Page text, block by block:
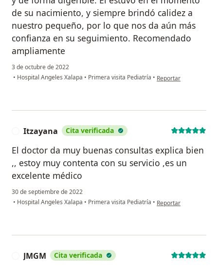
de su nacimiento, y siempre brindó calidez a
nuestro pequeño, por lo que nos da aún más
confianza en su seguimiento. Recomendado
ampliamente
3 de octubre de 2022
• Hospital Angeles Xalapa • Primera visita Pediatría • en opinión del
Reportar
Itzayana Cita verificada
El doctor da muy buenas consultas explica bien
,, estoy muy contenta con su servicio ,es un
excelente médico
30 de septiembre de 2022
• Hospital Angeles Xalapa • Primera visita Pediatría • en opinión del
Reportar
JMGM Cita verificada